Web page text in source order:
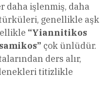
daha işlenmiş, daha
genellikle aşk
“Yiannitikos
çok ünlüdür.
ders alır,
titizlikle